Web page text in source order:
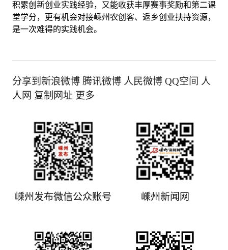
积累创新创业实践经验，又能收获丰厚赛事奖励和第二课
堂学分，更有机会对接嵊州农创客、返乡创业扶持资源，
是一次难得的实践机会。
分享到新浪微博 腾讯微博 人民微博 QQ空间 人
人网 复制网址 更多
嵊州发布微信公众账号 嵊州新闻网